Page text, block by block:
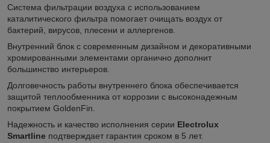
Система фильтрации воздуха с использованием
каталитического фильтра помогает очищать воздух от
бактерий, вирусов, плесени и аллергенов.
Внутренний блок с современным дизайном и декоративными
хромированными элементами органично дополнит
большинство интерьеров.
Долговечность работы внутреннего блока обеспечивается
защитой теплообменника от коррозии с высоконадежным
покрытием GoldenFin.
Надежность и качество исполнения серии Electrolux
Smartline подтверждает гарантия сроком в 5 лет.